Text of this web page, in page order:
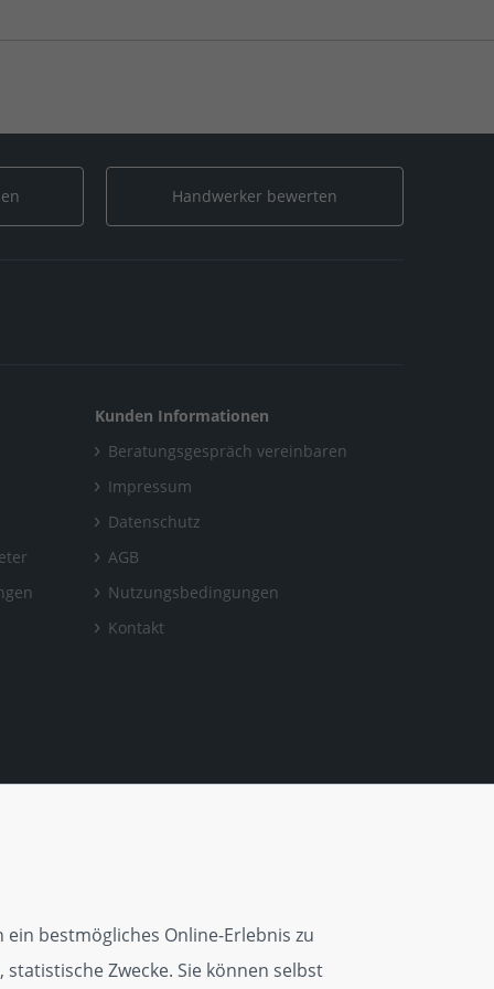
Handwerker bewerten
Kunden Informationen
Beratungsgespräch vereinbaren
Impressum
Datenschutz
AGB
Nutzungsbedingungen
Kontakt
bestmögliches Online-Erlebnis zu
Zwecke. Sie können selbst